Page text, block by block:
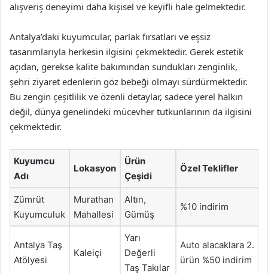
alışveriş deneyimi daha kişisel ve keyifli hale gelmektedir.
Antalya’daki kuyumcular, parlak fırsatları ve eşsiz
tasarımlarıyla herkesin ilgisini çekmektedir. Gerek estetik
açıdan, gerekse kalite bakımından sundukları zenginlik,
şehri ziyaret edenlerin göz bebeği olmayı sürdürmektedir.
Bu zengin çeşitlilik ve özenli detaylar, sadece yerel halkın
değil, dünya genelindeki mücevher tutkunlarının da ilgisini
çekmektedir.
Kuyumcu
Adı
Lokasyon
Ürün
Çeşidi
Özel Teklifler
Zümrüt
Kuyumculuk
Murathan
Mahallesi
Altın,
Gümüş
%10 indirim
Antalya Taş
Atölyesi
Kaleiçi
Yarı
Değerli
Taş Takılar
Auto alacaklara 2.
ürün %50 indirim